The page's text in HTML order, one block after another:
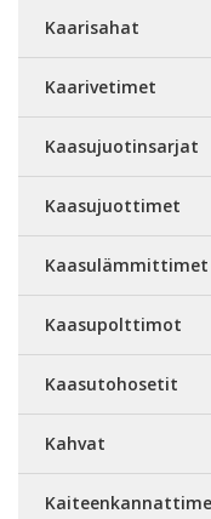
Kaarisahat
Kaarivetimet
Kaasujuotinsarjat
Kaasujuottimet
Kaasulämmittimet
Kaasupolttimot
Kaasutohosetit
Kahvat